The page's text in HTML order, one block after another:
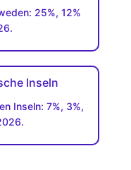
25%, 12%
Inseln
Inseln: 7%, 3%,